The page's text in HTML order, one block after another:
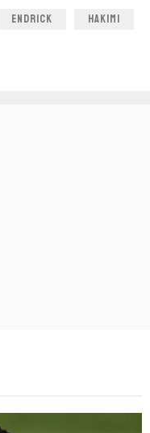
ENDRICK HAKIMI